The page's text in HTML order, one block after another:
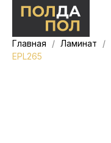
Главная Ламинат
EPL265